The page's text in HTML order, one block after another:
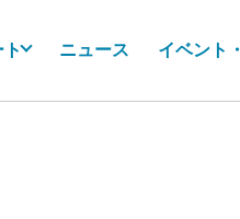
ト ニュース イベント